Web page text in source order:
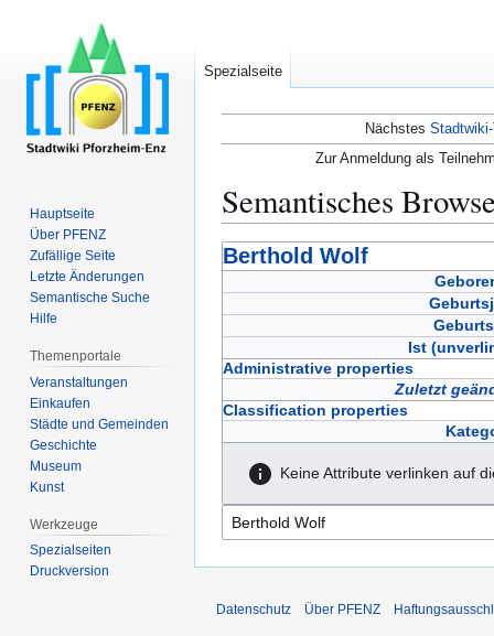
Nächstes
Zur Anmeldung als
Semantisches
Zur
Navigation
Zur
Suche
Berthold Wolf
Ist
Administrative properties
Zuletzt
Classification properties
Keine Attribute verlinken auf
Spezialseite
Hauptseite
Über PFENZ
Zufällige Seite
Letzte Änderungen
Semantische Suche
Hilfe
Themenportale
Veranstaltungen
Einkaufen
Städte und Gemeinden
Geschichte
Museum
Kunst
Werkzeuge
Spezialseiten
Druckversion
Datenschutz Über PFENZ